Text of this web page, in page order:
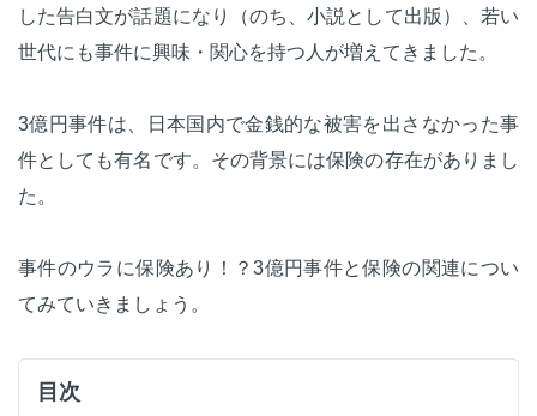
した告白文が話題になり（のち、小説として出版）、若い
世代にも事件に興味・関心を持つ人が増えてきました。
3億円事件は、日本国内で金銭的な被害を出さなかった事
件としても有名です。その背景には保険の存在がありまし
た。
事件のウラに保険あり！？3億円事件と保険の関連につい
てみていきましょう。
目次